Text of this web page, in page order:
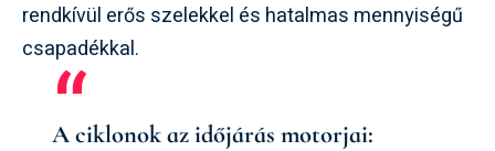
rendkívül erős szelekkel és hatalmas mennyiségű
csapadékkal.
A ciklonok az időjárás motorjai: